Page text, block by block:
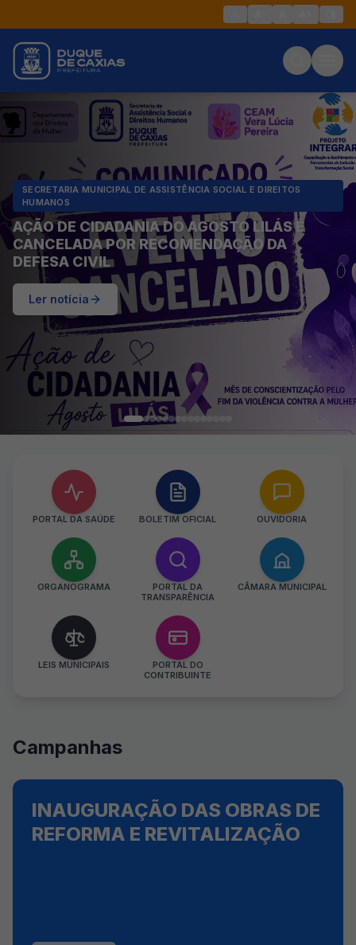
SECRETARIA MUNICIPAL DE ASSISTÊNCIA SOCIAL E DIREITOS
HUMANOS
AÇÃO DE CIDADANIA DO AGOSTO LILÁS É
CANCELADA POR RECOMENDAÇÃO DA
DEFESA CIVIL
Ler notícia
PORTAL DA SAÚDE BOLETIM OFICIAL OUVIDORIA
ORGANOGRAMA
PORTAL DA
TRANSPARÊNCIA
CÂMARA MUNICIPAL
LEIS MUNICIPAIS
PORTAL DO
CONTRIBUINTE
Campanhas
INAUGURAÇÃO DAS OBRAS DE
REFORMA E REVITALIZAÇÃO